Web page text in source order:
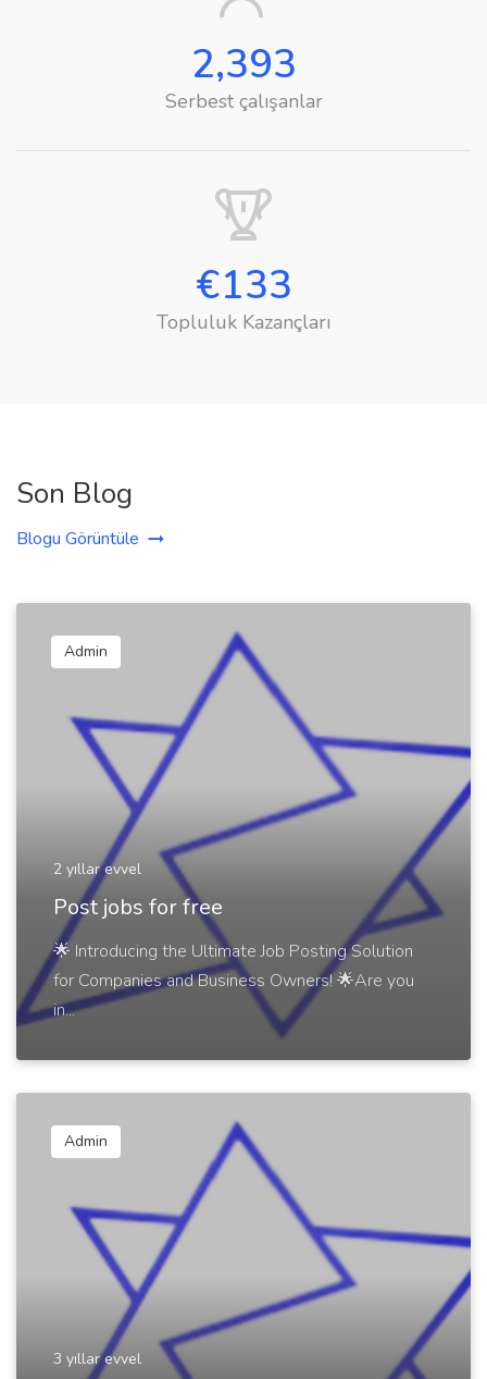
2,393
Serbest çalışanlar
€133
Topluluk Kazançları
Son Blog
Blogu Görüntüle
Admin
2 yıllar evvel
Post jobs for free
🌟 Introducing the Ultimate Job Posting Solution
for Companies and Business Owners! 🌟Are you
in...
Admin
3 yıllar evvel